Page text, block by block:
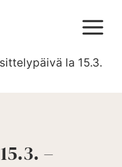
la 15.3.
–